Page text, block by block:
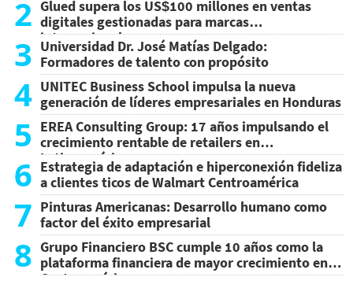
2 Glued supera los US$100 millones en ventas
digitales gestionadas para marcas
internacionales
3 Universidad Dr. José Matías Delgado:
Formadores de talento con propósito
4 UNITEC Business School impulsa la nueva
generación de líderes empresariales en Honduras
5 EREA Consulting Group: 17 años impulsando el
crecimiento rentable de retailers en
Latinoamérica
6 Estrategia de adaptación e hiperconexión fideliza
a clientes ticos de Walmart Centroamérica
7 Pinturas Americanas: Desarrollo humano como
factor del éxito empresarial
8 Grupo Financiero BSC cumple 10 años como la
plataforma financiera de mayor crecimiento en
Centroamérica